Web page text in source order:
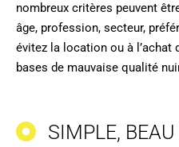
nombreux critères peuvent
âge, profession, secteur,
évitez la location ou à l’achat
bases de mauvaise qualité
SIMPLE,